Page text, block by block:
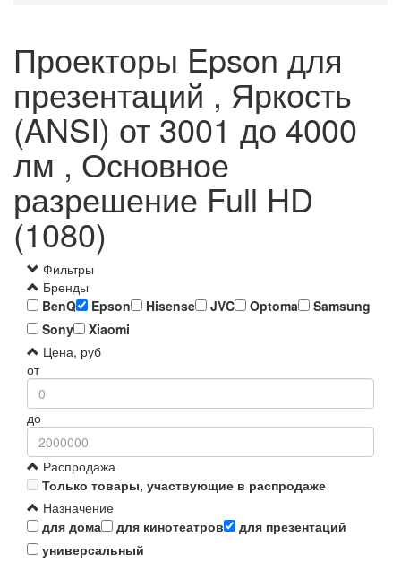
Проекторы Epson для
презентаций , Яркость
(ANSI) от 3001 до 4000
лм , Основное
разрешение Full HD
(1080)
Фильтры
Бренды
BenQ
Epson Hisense JVC Optoma
Samsung
Sony
Xiaomi
Цена, руб
от
до
Распродажа
Только товары, участвующие в распродаже
Назначение
для дома
для кинотеатров
для презентаций
универсальный